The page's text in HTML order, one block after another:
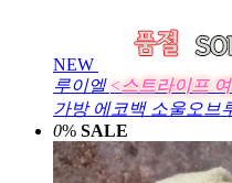
NEW
루이엘 <스트라이프
가방 에코백 소울오브
0% SALE